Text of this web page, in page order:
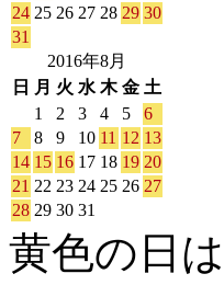
24 25 26 27 28 29 30
31
2016年8月
日
月 火 水 木 金 土
1
2 3 4 5
6
7
8 9 10 11 12 13
14 15 16 17 18 19 20
21 22 23 24 25 26 27
28 29 30 31
黄色の日